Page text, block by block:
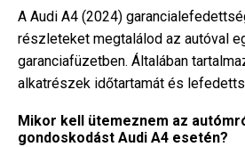
A Audi A4 (2024)
részleteket megtalálod az autóval
garanciafüzetben. Általában
alkatrészek időtartamát és
Mikor kell ütemeznem az
gondoskodást Audi A4 esetén?